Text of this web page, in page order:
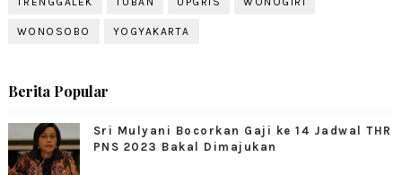
WONOSOBO YOGYAKARTA
Berita Popular
Sri Mulyani Bocorkan Gaji ke 14 Jadwal THR
PNS 2023 Bakal Dimajukan